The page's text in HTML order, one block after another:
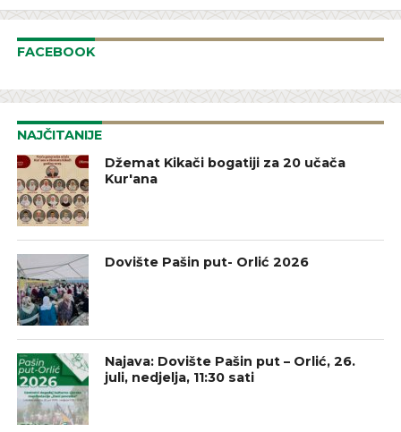
FACEBOOK
NAJČITANIJE
Džemat Kikači bogatiji za 20 učača
Kur'ana
Dovište Pašin put- Orlić 2026
Najava: Dovište Pašin put – Orlić, 26.
juli, nedjelja, 11:30 sati